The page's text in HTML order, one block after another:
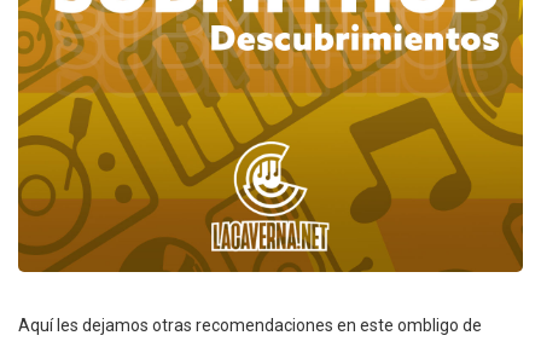
Aquí les dejamos otras recomendaciones en este ombligo de